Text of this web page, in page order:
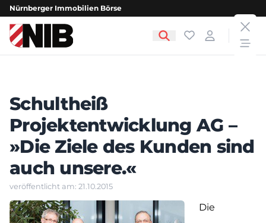
Nürnberger Immobilien Börse
NIB - Nürnberger Immobilien Börse Favoriten
Login
Schultheiß
Projektentwicklung AG –
»Die Ziele des Kunden sind
auch unsere.«
veröffentlicht am: 21.10.2015
Die